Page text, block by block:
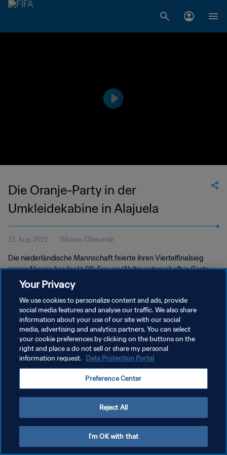
Die Oranje-Party in der
Umkleidekabine in Alajuela
22. Aug. 2022 1Minute 13Sekunde
Die niederländische Mannschaft feierte ihren Viertelfinalsieg
gegen Nigeria bei der U-20-Frauen-Weltmeisterschaft in Costa
Rica.
DATENSCHUTZ
NUTZUNGSBEDINGUNGEN
COOKIE-EINSTELLUNGEN VERWALTEN
Your Privacy
We use cookies to personalize content and ads, provide
social media features and analyse our traffic. We also share
information about your use of our site with our social
media, advertising and analytics partners. You can select
your cookie preferences by clicking on the buttons on the
right and place a do not sell or share my personal
information request. Data Protection Portal
Preference Center
Reject All
I'm OK with that